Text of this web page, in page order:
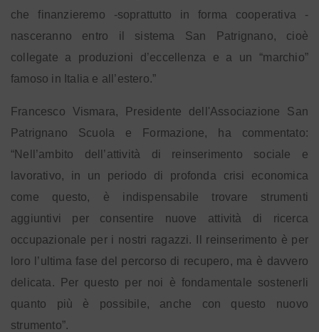
che finanzieremo -soprattutto in forma cooperativa -
nasceranno entro il sistema San Patrignano, cioè
collegate a produzioni d’eccellenza e a un “marchio”
famoso in Italia e all’estero.”
Francesco Vismara, Presidente dell'Associazione San
Patrignano Scuola e Formazione, ha commentato:
“Nell’ambito dell’attività di reinserimento sociale e
lavorativo, in un periodo di profonda crisi economica
come questo, è indispensabile trovare strumenti
aggiuntivi per consentire nuove attività di ricerca
occupazionale per i nostri ragazzi. Il reinserimento è per
loro l’ultima fase del percorso di recupero, ma è davvero
delicata. Per questo per noi è fondamentale sostenerli
quanto più è possibile, anche con questo nuovo
strumento”.